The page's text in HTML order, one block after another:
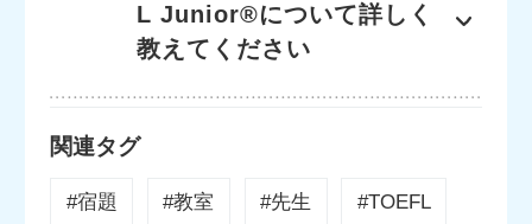
L Junior®について詳しく
教えてください
関連タグ
#宿題 #教室 #先生 #TOEFL